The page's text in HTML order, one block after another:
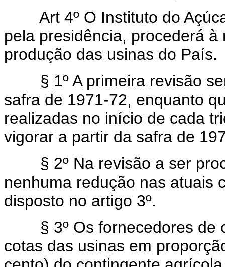
Art 4º O Instituto do
pela presidência, procederá
produção das usinas do País.
§ 1º A primeira revisão
safra de 1971-72, enquanto
realizadas no início de cada
vigorar a partir da safra de
§ 2º Na revisão a ser
nenhuma redução nas atuais
disposto no artigo 3º.
§ 3º Os fornecedores de
cotas das usinas em